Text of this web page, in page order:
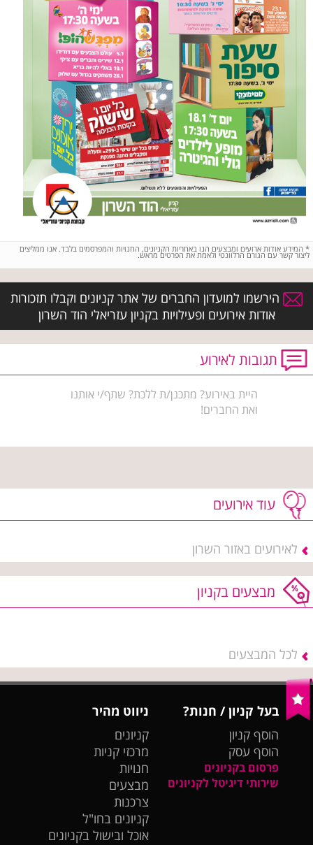
* המידע אודות ארועים ומבצעים הנו באחריות הקניונים, החנויות והמפרסמים בלבד. אנו ממליצים
ליצור קשר עם הגורם הרלוונטי ולאמת את הפרטים מראש.
הירשמו למועדון החברים של אתר קניונים וקבלו תזכורות
אודות אירועים ופעילויות בקניון עזריאלי הוד השרון
תגובות לאירוע
היית באירוע? מתכנן/ת ללכת? שתף/י אותנו
ואת החברים!
עוד אירועים
לאירועים באזור השרון
מבצעים בקניון
לכל המבצעים
בעל קניון / חנות?
הוסף קניון
הוסף עסק
פרסום בקניונים
שירותי דיגיטל לקניונים
ניווט מהיר
קניונים
מרכזי קניות
חנויות
מבצעים
צרכנות
קניונים בחו"ל
אוכל ובישול בקניונים